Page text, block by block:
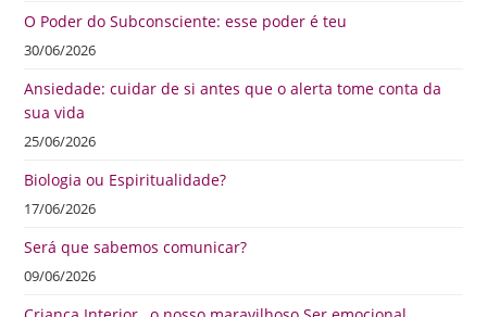
O Poder do Subconsciente: esse poder é teu
30/06/2026
Ansiedade: cuidar de si antes que o alerta tome conta da
sua vida
25/06/2026
Biologia ou Espiritualidade?
17/06/2026
Será que sabemos comunicar?
09/06/2026